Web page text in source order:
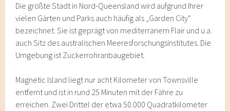
Die größte Stadt in Nord-Queensland wird aufgrund Ihrer
vielen Gärten und Parks auch häufig als „Garden City“
bezeichnet. Sie ist geprägt von mediterranem Flair und u.a.
auch Sitz des australischen Meeresforschungsinstitutes. Die
Umgebung ist Zuckerrohranbaugebiet.
Magnetic Island liegt nur acht Kilometer von Townsville
entfernt und ist in rund 25 Minuten mit der Fähre zu
erreichen. Zwei Drittel der etwa 50.000 Quadratkilometer